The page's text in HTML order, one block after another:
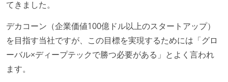
てきました。
デカコーン（企業価値100億ドル以上のスタートアップ）
を目指す当社ですが、この目標を実現するためには「グロ
ーバル×ディープテックで勝つ必要がある」とよく言われ
ます。